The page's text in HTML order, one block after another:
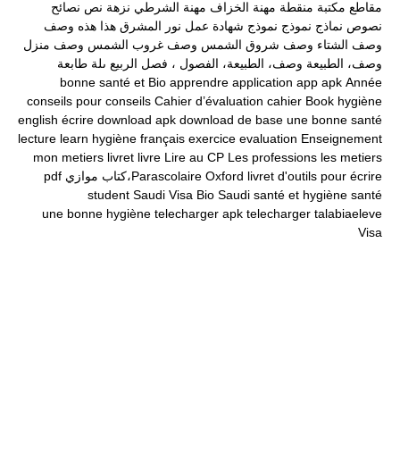
مقاطع مكتبة منقطة مهنة الخزاف مهنة الشرطي نزهة نص نصائح
نصوص نماذج نموذج نموذج شهادة عمل نور المشرق هذا هذه وصف
وصف الشتاء وصف شروق الشمس وصف غروب الشمس وصف منزل
وصف، الطبيعة وصف، الطبيعة، الفصول ، فصل الربيع ىلة طابعة
Année
apk
app
application
apprendre
Bio
bonne santé et
hygiène
Book
cahier
Cahier d’évaluation
conseils
conseils pour
une bonne santé
de base
download
download apk
écrire
english
Enseignement
evaluation
exercice
français
hygiène
learn
lecture
les metiers
Les professions
Lire au CP
livre
livret
metiers
mon
livret d'outils pour écrire
Oxford Parascolaire،كتاب موازي
pdf
santé
santé et hygiène
Saudi
Saudi Visa Bio
student
talabiaeleve
telecharger
telecharger apk
une bonne hygiène
Visa